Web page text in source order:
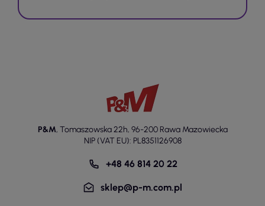
P&M, Tomaszowska 22h, 96-200 Rawa Mazowiecka
NIP (VAT EU): PL8351126908
+48 46 814 20 22
sklep@p-m.com.pl